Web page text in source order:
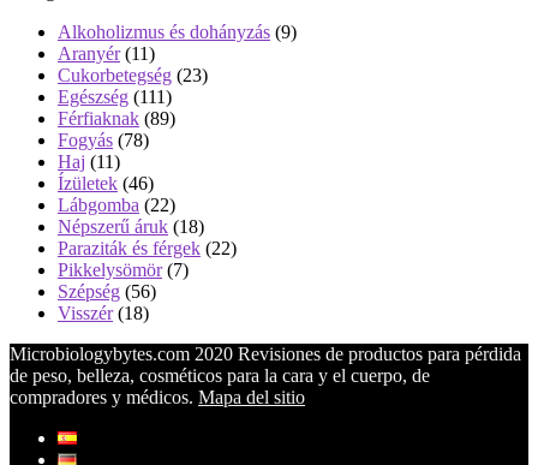
Alkoholizmus és dohányzás (9)
Aranyér(11)
Cukorbetegség (23)
Egészség (111)
Férfiaknak (89)
Fogyás (78)
Haj (11)
Ízületek (46)
Lábgomba (22)
Népszerű áruk (18)
Paraziták és férgek (22)
Pikkelysömör(7)
Szépség (56)
Visszér(18)
Microbiologybytes.com 2020 Revisiones de productos para pérdida
de peso, belleza, cosméticos para la cara y el cuerpo, de
compradores y médicos. Mapa del sitio